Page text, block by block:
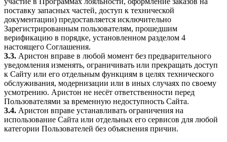
поставку запасных частей, доступ к технической
документации) предоставляется исключительно
Зарегистрированным пользователям, прошедшим
верификацию в порядке, установленном разделом 4
настоящего Соглашения.
3.3. Аристон вправе в любой момент без предварительного
уведомления изменять, ограничивать или прекращать доступ
к Сайту или его отдельным функциям в целях технического
обслуживания, модернизации или в иных случаях по своему
усмотрению. Аристон не несёт ответственности перед
Пользователями за временную недоступность Сайта.
3.4. Аристон вправе устанавливать ограничения на
использование Сайта или отдельных его сервисов для любой
категории Пользователей без объяснения причин.